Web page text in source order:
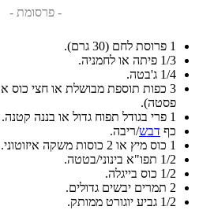
- פרסומת -
1 פרוסת לחם (30 גרם).
1/3 פיתה או לחמניה.
1/4 ג'בטה.
פסטה).
1 פרי בגודל תפוח גדול או בננה קטנה.
כף דבש/ריבה.
1 כוס מיץ או 2 כוסות משקה איזוטוני.
1/2 תפו"א בינוני/בטטה.
1/2 כוס בייגלה.
2 תמרים יבשים גדולים.
1/2 גביע יוגורט ממותק.